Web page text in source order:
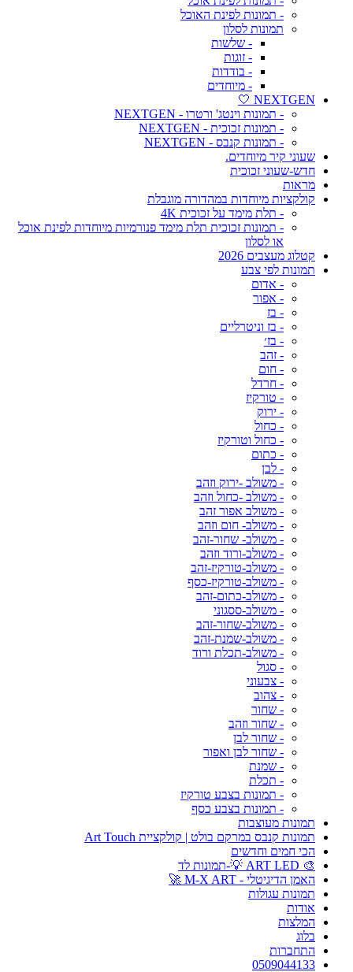
- תמונות לפינת האוכל
תמונות לסלון
- שלשות
- זוגות
- בודדות
- מיוחדים
NEXTGEN 🤍
- תמונות וינטג' ורטרו - NEXTGEN
- תמונות זכוכית - NEXTGEN
- תמונות קנבס - NEXTGEN
שעוני קיר מיוחדים.
חדש-שעוני זכוכית
מראות
קולקציות מיוחדות במהדורה מוגבלת
- תלת מימד על זכוכית 4K
- תמונות זכוכית תלת מימד פנורמיות מיוחדות לפינת אוכל
או לסלון
קטלוג מעצבים 2026
תמונות לפי צבע
- אדום
- אפור
- בז
- בז וניטרליים
- בז׳
- זהב
- חום
- חרדל
- טורקיז
- ירוק
- כחול
- כחול וטורקיז
- כתום
- לבן
- משולב -ירוק וזהב
- משולב -כחול וזהב
- משולב אפור זהב
- משולב- חום וזהב
- משולב- שחור-זהב
- משולב-ורוד וזהב
- משולב-טורקיז-זהב
- משולב-טורקיז-כסף
- משולב-כתום-זהב
- משולב-ססגוני
- משולב-שחור-זהב
- משולב-שמנת-זהב
- משולב-תכלת ורוד
- סגול
- צבעוני
- צהוב
- שחור
- שחור וזהב
- שחור לבן
- שחור לבן ואפור
- שמנת
- תכלת
- תמונות בצבע טורקיז
- תמונות בצבע כסף
תמונות מעוצבות
תמונות קנבס במרקם בולט | קולקציית Art Touch
הכי חמים וחדשים
🎨 ART LED 💡-תמונות לד
האמן הדיגיטלי - M-X ART 🚀
תמונות עגולות
אודות
המלצות
בלוג
התחברות
0509044133